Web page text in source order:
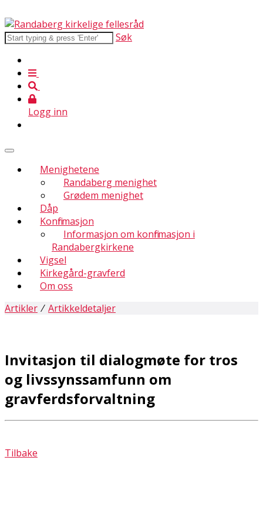
Søk
Logg inn
Menighetene
Randaberg menighet
Grødem menighet
Dåp
Konfirmasjon
Informasjon om konfirmasjon i
Randabergkirkene
Vigsel
Kirkegård-gravferd
Om oss
Artikler ⁄ Artikkeldetaljer
Invitasjon til dialogmøte for tros
og livssynssamfunn om
gravferdsforvaltning
Tilbake